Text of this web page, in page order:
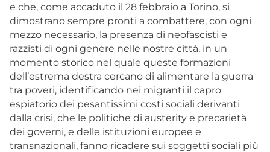
e che, come accaduto il 28 febbraio a Torino, si
dimostrano sempre pronti a combattere, con ogni
mezzo necessario, la presenza di neofascisti e
razzisti di ogni genere nelle nostre città, in un
momento storico nel quale queste formazioni
dell’estrema destra cercano di alimentare la guerra
tra poveri, identificando nei migranti il capro
espiatorio dei pesantissimi costi sociali derivanti
dalla crisi, che le politiche di austerity e precarietà
dei governi, e delle istituzioni europee e
transnazionali, fanno ricadere sui soggetti sociali più